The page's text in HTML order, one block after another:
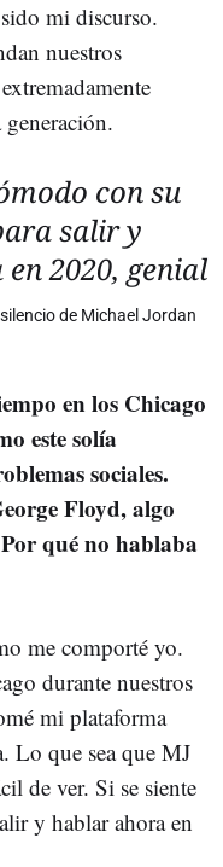
mi discurso.
nuestros
con su
salir y
2020, genial
de Michael Jordan
en los Chicago
este solía
sociales.
Floyd, algo
qué no hablaba
me comporté yo.
durante nuestros
mi plataforma
Lo que sea que MJ
de ver. Si se siente
y hablar ahora en